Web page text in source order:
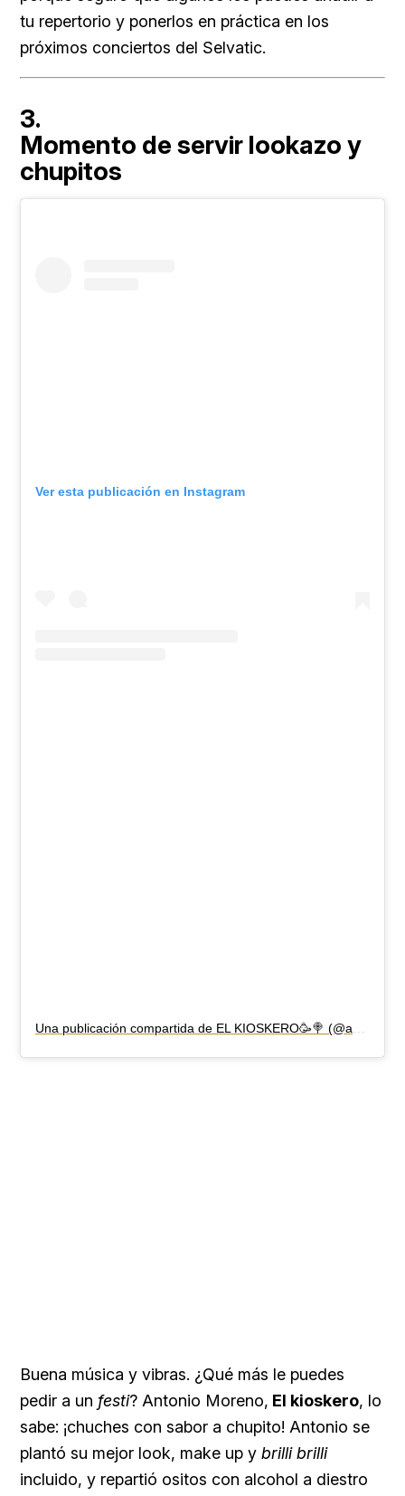
tu repertorio y ponerlos en práctica en los
próximos conciertos del Selvatic.
3.
Momento de servir lookazo y
chupitos
Ver esta publicación en Instagram
Una publicación compartida de EL KIOSKERO🥳🍭 (@antoniiomrenooo)
Buena música y vibras. ¿Qué más le puedes
pedir a un festi? Antonio Moreno, El kioskero, lo
sabe: ¡chuches con sabor a chupito! Antonio se
plantó su mejor look, make up y brilli brilli
incluido, y repartió ositos con alcohol a diestro